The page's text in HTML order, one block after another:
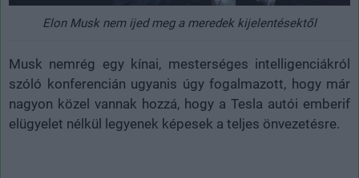
Elon Musk nem ijed meg a meredek kijelentésektől
Musk nemrég egy kínai, mesterséges intelligenciákról
szóló konferencián ugyanis úgy fogalmazott, hogy már
nagyon közel vannak hozzá, hogy a Tesla autói emberif
elügyelet nélkül legyenek képesek a teljes önvezetésre.